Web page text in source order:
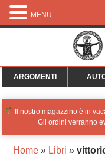
ARGOMENTI
Il nostro magazzino è in
Gli ordini verranno
Home» Libri »
MENU